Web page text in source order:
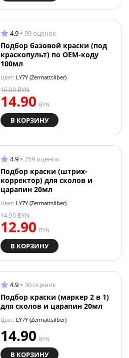
4.9 99 оценок
Подбор базовой краски (под
краскопульт) по OEM-коду
100мл
Цвет: LY7Y (Zermattsilber)
14.90 BYN
16.00BYN
В КОРЗИНУ
4.9 259 оценок
Подбор краски (штрих-
корректор) для сколов и
царапин 20мл
Цвет: LY7Y (Zermattsilber)
12.90 BYN
14.90BYN
В КОРЗИНУ
4.9 30 оценок
Подбор краски (маркер 2 в 1)
для сколов и царапин 20мл
Цвет: LY7Y (Zermattsilber)
14.90 BYN
В КОРЗИНУ